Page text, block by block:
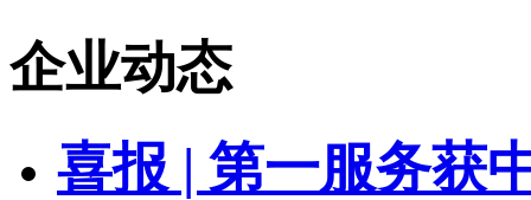
企业动态
喜报 | 第一服务获